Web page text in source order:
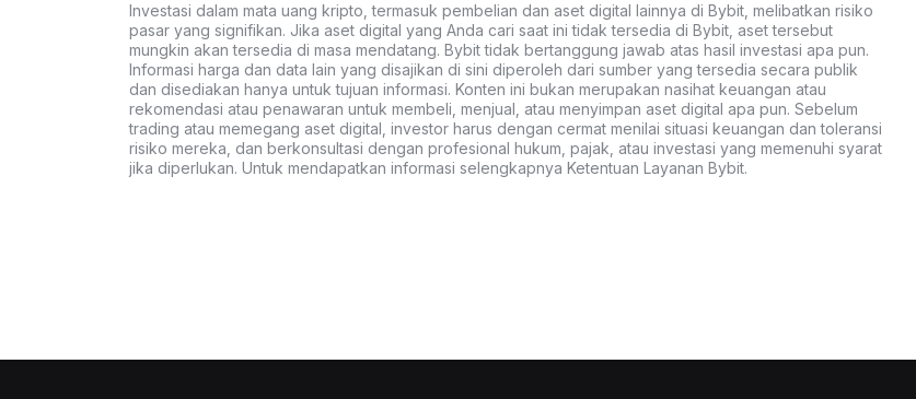
Investasi dalam mata uang kripto, termasuk pembelian dan aset digital lainnya di Bybit, melibatkan risiko
pasar yang signifikan. Jika aset digital yang Anda cari saat ini tidak tersedia di Bybit, aset tersebut
mungkin akan tersedia di masa mendatang. Bybit tidak bertanggung jawab atas hasil investasi apa pun.
Informasi harga dan data lain yang disajikan di sini diperoleh dari sumber yang tersedia secara publik
dan disediakan hanya untuk tujuan informasi. Konten ini bukan merupakan nasihat keuangan atau
rekomendasi atau penawaran untuk membeli, menjual, atau menyimpan aset digital apa pun. Sebelum
trading atau memegang aset digital, investor harus dengan cermat menilai situasi keuangan dan toleransi
risiko mereka, dan berkonsultasi dengan profesional hukum, pajak, atau investasi yang memenuhi syarat
jika diperlukan. Untuk mendapatkan informasi selengkapnya Ketentuan Layanan Bybit.